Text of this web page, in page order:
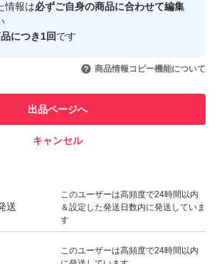
やすいクレンジングで、ゴワつきをケ
転の発想にチャレンジ。
らかく整えることで、次に使うスキン
ほぐすことで、くすみ*2のベールまで
えるために考えられた処方の数々。
素肌の透明感に働きかける。フィルム
。W洗顔不要。まつエクOK。
引を完了させた実績があります
での取引実績があります
送
このユーザーは高頻度で24時間以内
＆設定した発送日数内に発送していま
す
このユーザーは高頻度で24時間以内
情報は必ずご自身の商品に合わせて編集
につき1回です
商品情報コピー機能について
出品ページへ
キャンセル